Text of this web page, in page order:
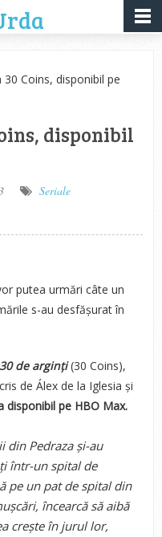
Coins, disponibil pe
disponibil
Seriale
putea urmări câte un
s-au desfășurat în
30 de arginți(30 Coins),
de Álex de la Iglesia și
disponibil pe HBO Max.
din Pedraza și-au
într-un spital de
pe un pat de spital din
încearcă să aibă
crește în jurul lor,